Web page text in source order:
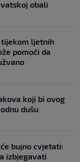
obali
ljetnih
pomoći da
koji bi ovog
dušu
bujno cvjetati:
izbjegavati